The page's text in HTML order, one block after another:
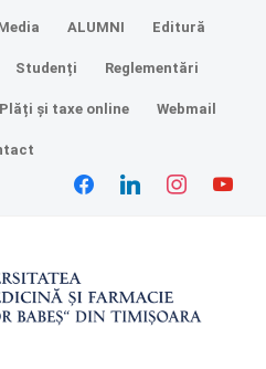
ALUMNI Editură
Studenți Reglementări
Plăți și taxe online Webmail
facebooklinkedin instagramyoutube